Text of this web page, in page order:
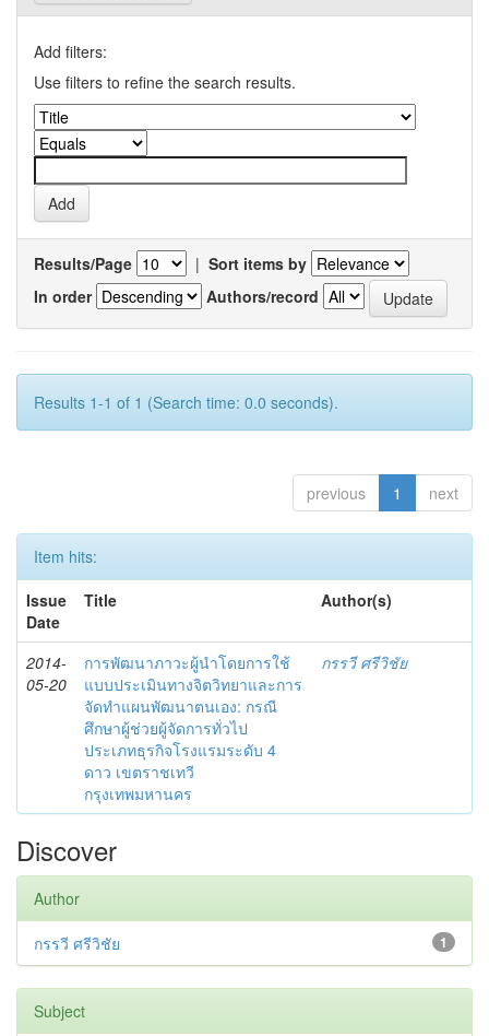
Add filters:
Use filters to refine the search results.
Results/Page | Sort items by
In order
Authors/record
Results 1-1 of 1 (Search time: 0.0 seconds).
previous 1 next
Item hits:
Issue
Date
Title Author(s)
2014-
05-20
การพัฒนาภาวะผู้นำโดยการใช้
แบบประเมินทางจิตวิทยาและการ
จัดทำแผนพัฒนาตนเอง: กรณี
ศึกษาผู้ช่วยผู้จัดการทั่วไป
ประเภทธุรกิจโรงแรมระดับ 4
ดาว เขตราชเทวี
กรุงเทพมหานคร
กรรวี ศรีวิชัย
Discover
Author
1
กรรวี ศรีวิชัย
Subject